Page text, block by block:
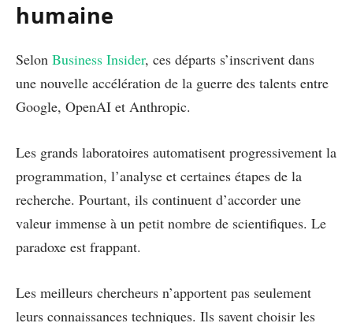
humaine
Selon Business Insider, ces départs s’inscrivent dans
une nouvelle accélération de la guerre des talents entre
Google, OpenAI et Anthropic.
Les grands laboratoires automatisent progressivement la
programmation, l’analyse et certaines étapes de la
recherche. Pourtant, ils continuent d’accorder une
valeur immense à un petit nombre de scientifiques. Le
paradoxe est frappant.
Les meilleurs chercheurs n’apportent pas seulement
leurs connaissances techniques. Ils savent choisir les